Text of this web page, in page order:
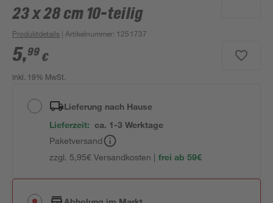
23 x 28 cm 10-teilig
Produktdetails | Artikelnummer: 1251737
5,99 €
inkl. 19% MwSt.
Lieferung nach Hause
Lieferzeit: ca. 1-3 Werktage
Paketversand
zzgl. 5,95€ Versandkosten | frei ab 59€